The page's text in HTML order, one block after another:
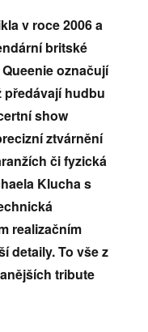
v roce 2006 a
britské
označují
předávají hudbu
show
ztvárnění
či fyzická
Klucha s
realizačním
detaily. To vše z
tribute